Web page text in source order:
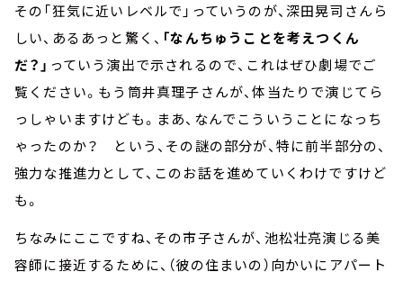
その「狂気に近いレベルで」っていうのが、深田晃司さんら
しい、あるあっと驚く、 「なんちゅうことを考えつくん
だ？」 っていう演出で示されるので、これはぜひ劇場でご
覧ください。もう筒井真理子さんが、体当たりで演じてら
っしゃいますけども。まあ、なんでこういうことになっち
ゃったのか？ という、その謎の部分が、特に前半部分の、
強力な推進力として、このお話を進めていくわけですけど
も。
ちなみにここですね、その市子さんが、池松壮亮演じる美
容師に接近するために、（彼の住まいの）向かいにアパート